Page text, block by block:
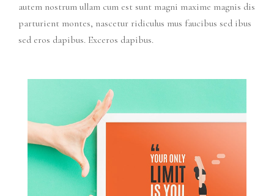
autem nostrum ullam cum est sunt magni maxime magnis dis
parturient montes, nascetur ridiculus mus faucibus sed ibus
sed eros dapibus. Exceros dapibus.